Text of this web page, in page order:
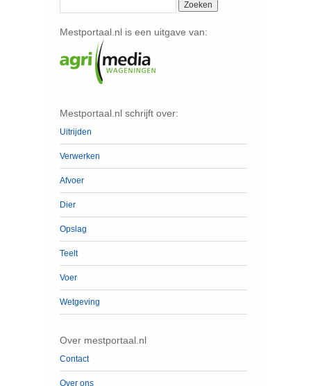
Mestportaal.nl is een uitgave van:
Mestportaal.nl schrijft over:
Uitrijden
Verwerken
Afvoer
Dier
Opslag
Teelt
Voer
Wetgeving
Over mestportaal.nl
Contact
Over ons